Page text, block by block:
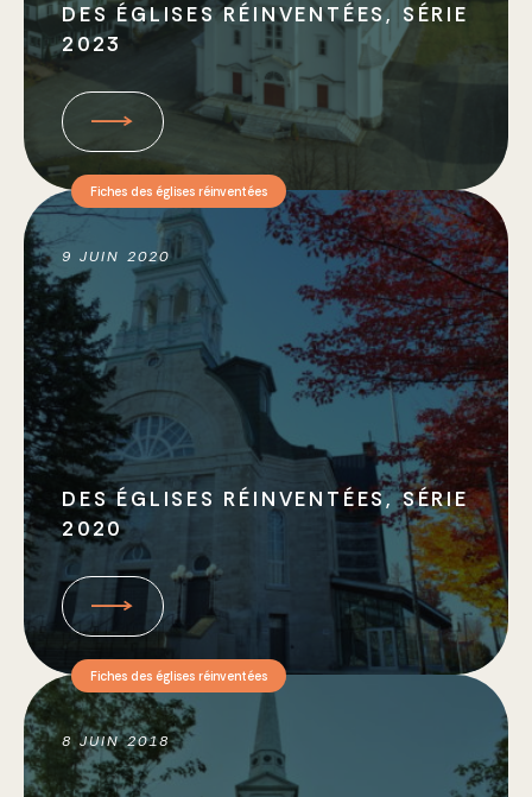
DES ÉGLISES RÉINVENTÉES, SÉRIE
2023
9 JUIN 2020
Fiches des églises réinventées
DES ÉGLISES RÉINVENTÉES, SÉRIE
2020
8 JUIN 2018
Fiches des églises réinventées